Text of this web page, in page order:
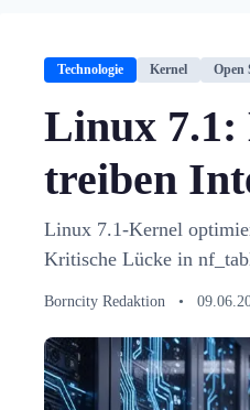
Technologie Kernel Open
Linux 7.1:
treiben
Linux 7.1-Kernel
Kritische Lücke in
Borncity Redaktion •